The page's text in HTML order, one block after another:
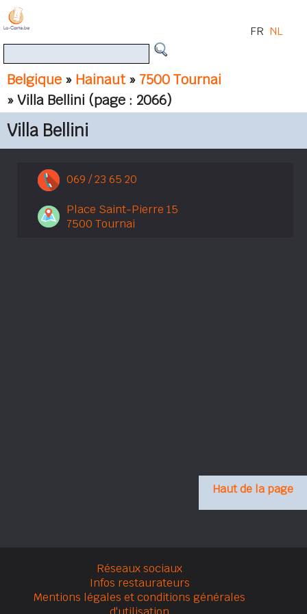
Belgique » Hainaut» 7500 Tournai
» Villa Bellini (page : 2066)
FR NL
Villa Bellini
069 / 23 65 20
Place Saint-Pierre 15
7500 Tournai
Haut de la page
Réseaux sociaux
Infos restaurateurs
Mentions légales et conditions générales